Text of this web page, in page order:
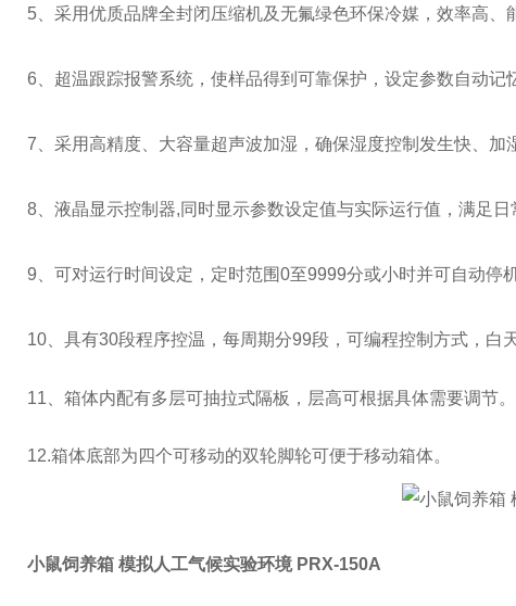
5 、采用优质品牌全封闭压缩机及无氟绿色环保冷媒，效率高、
6 、超温跟踪报警系统，使样品得到可靠保护，设定参数自动记
7 、采用高精度、大容量超声波加湿，确保湿度控制发生快、加
8 、液晶显示控制器,同时显示参数设定值与实际运行值，满足日
9 、可对运行时间设定，定时范围0至9999分或小时并可自动停机
10、具有30段程序控温，每周期分99段，可编程控制方式，白
11、箱体内配有多层可抽拉式隔板，层高可根据具体需要调节。
12.箱体底部为四个可移动的双轮脚轮可便于移动箱体。
小鼠饲养箱 模拟人工气候实验环境 PRX-150A